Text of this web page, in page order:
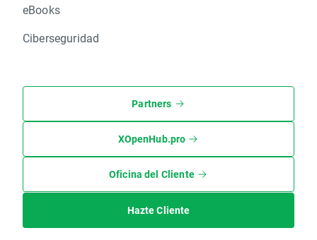
eBooks
Ciberseguridad
Partners
XOpenHub.pro
Oficina del Cliente
Hazte Cliente